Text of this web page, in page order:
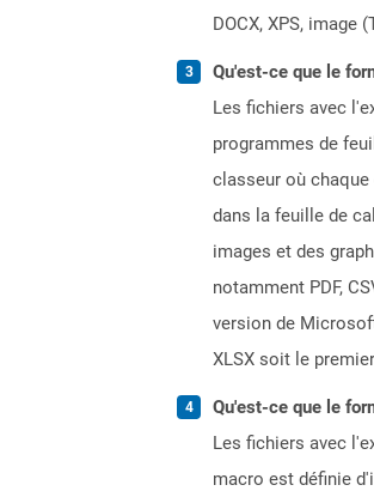
DOCX, XPS, image
Qu'est-ce que le
Les fichiers avec
programmes de
classeur où
dans la feuille de
images et des
notamment PDF,
version de
XLSX soit le
Qu'est-ce que le
Les fichiers avec
macro est définie